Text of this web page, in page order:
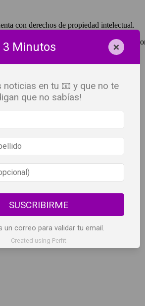
con derechos de propiedad intelectual.
su réplica con fines
3 Minutos ×
noticias en tu 📧 y que no te
que no sabías!
SUSCRIBIRME
un correo para validar tu email.
Created using Perfit